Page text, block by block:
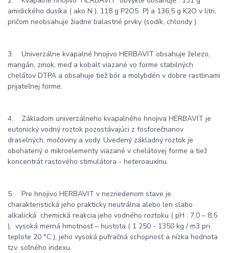
amidického dusíka ( ako N ), 118 g P2O5 P) a 136,5 g K2O v litri,
pričom neobsahuje žiadne balastné prvky (sodík, chloridy ).
3. Univerzálne kvapalné hnojivo HERBAVIT obsahuje železo,
mangán, zinok, meď a kobalt viazané vo forme stabilných
chelátov DTPA a obsahuje tiež bór a molybdén v dobre rastlinami
prijateľnej forme.
4. Základom univerzálneho kvapalného hnojiva HERBAVIT je
eutonický vodný roztok pozostávajúci z fosforečnanov
draselných, močoviny a vody. Uvedený základný roztok je
obohatený o mikroelementy viazané v chelátovej forme a tiež
koncentrát rastového stimulátora - heteroauxínu.
5. Pre hnojivo HERBAVIT v nezriedenom stave je
charakteristická jeho prakticky neutrálna alebo len slabo
alkalická chemická reakcia jeho vodného roztoku ( pH : 7,0 – 8,5
), vysoká merná hmotnosť – hustota ( 1 250 - 1350 kg / m3 pri
teplote 20 °C ), jeho vysoká pufračná schopnosť a nízka hodnota
tzv. soľného indexu.